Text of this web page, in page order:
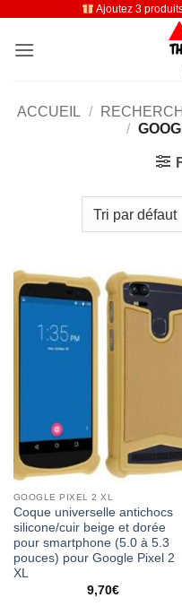
contenu
Ajoutez 3
ACCUEIL /
/
GOOGLE PIXEL 2 XL
Coque universelle antichocs
silicone/cuir beige et dorée
pour smartphone (5.0 à 5.3
pouces) pour Google Pixel 2
XL
9,70€